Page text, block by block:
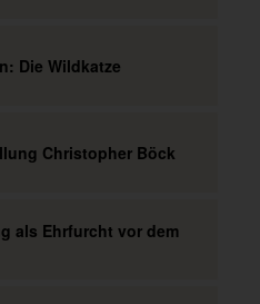
Die Wildkatze
Christopher Böck
als Ehrfurcht vor dem